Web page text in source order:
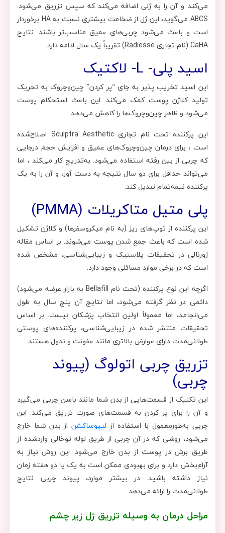
می‌کند و آن را به ژلی اضافه می‌کند که سپس تزریق می‌شود.
ABCS می‌گوید، این ژل از ضخامت بیشتری نسبت به HA برخوردار
است و باعث می‌شود چربی‌های عمیق مناسب‌تر باشند. نتایج
CaHA (نام تجاری Radiesse) تقریباً یک سال ادامه دارد.
اسید پلی- L- لاکتیک
این اسید تخریب پذیر به جای “پر کردن” چین‌وچروک به تحریک
تولید کلاژن پوست کمک می‌کند. این باعث استحکام پوست
می‌شود و ظاهر چین‌وچروک‌ها را کاهش می‌دهد.
این پرکننده تحت نام تجاری Sculptra Aesthetic اصلاح‌شده
است ، برای درمان چین‌وچروک‌های عمیق و افزایش حجم درجایی
که چربی از بین رفته استفاده می‌شود. به‌تدریج کار می‌کند ، اما
می‌تواند حداقل برای دو سال نتیجه به دست آور، و آن را به یک
پرکننده نیمه‌تمام تبدیل کند.
پلی متیل متاکریلات (PMMA)
این پرکننده از توپ‌های ریز (به نام میکروسفرها) و کلاژن تشکیل
شده است که باعث جمع شدن پوست می‌شوند. بر اساس مقاله
ژورنالی در تحقیقات پلاستیک و زیبایی‌شناسی، مشخص شده
است که در برخی موارد مسائلی وجود دارد.
اگرچه این نوع پرکننده (تحت نام Bellafill به بازار عرضه می‌شود)
دائمی در نظر گرفته می‌شود، اما نتایج آن پنج سال به طول
می‌انجامد، اما معمولاً اولین انتخاب پزشکان نیست. بر اساس
تحقیقات منتشر شده در زیبایی‌شناسی، پرکننده‌های پوستی
طولانی‌مدت دارای عوارض بالاتری مانند عفونت و ندول هستند.
تزریق چربی اتولوگ (پیوند
چربی)
این تکنیک از قسمت‌هایی از بدن شما مانند باسن چربی می‌گیرد
و آن را برای پر کردن به قسمت‌های صورت تزریق می‌کند. این
چربی به‌طورمعمول با استفاده از لیپوساکشناز بدن شما خارج
می‌شود، روشی که در آن چربی از طریق لوله توخالی واردشده از
طریق برش در پوست از بدن خارج می‌شود. این روش نیاز به
آرام‌بخش دارد و برای بهبودی ممکن است به یک یا دو هفته زمان
نیاز داشته باشید. در بیشتر موارد، پیوند چربی نتایج
طولانی‌مدت را ارائه می‌دهد.
مراحل درمان به وسیله تزریق ژل زیر چشم